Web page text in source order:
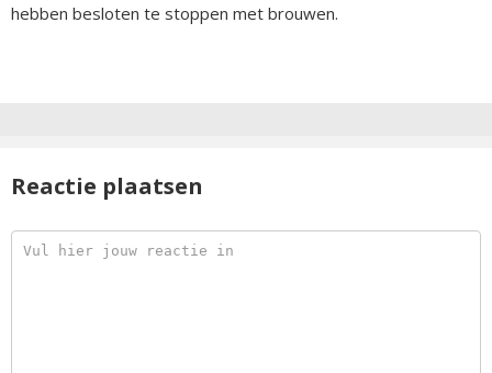
hebben besloten te stoppen met brouwen.
Reactie plaatsen